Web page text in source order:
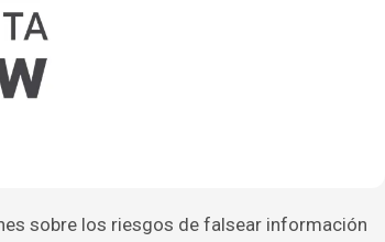
sobre los riesgos de falsear información